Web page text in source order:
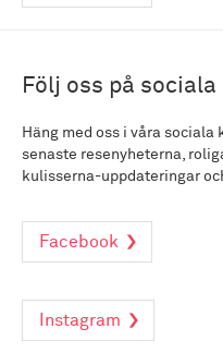
Följ oss på
Häng med oss i våra sociala
senaste resenyheterna,
kulisserna-uppdateringar
Facebook
Instagram